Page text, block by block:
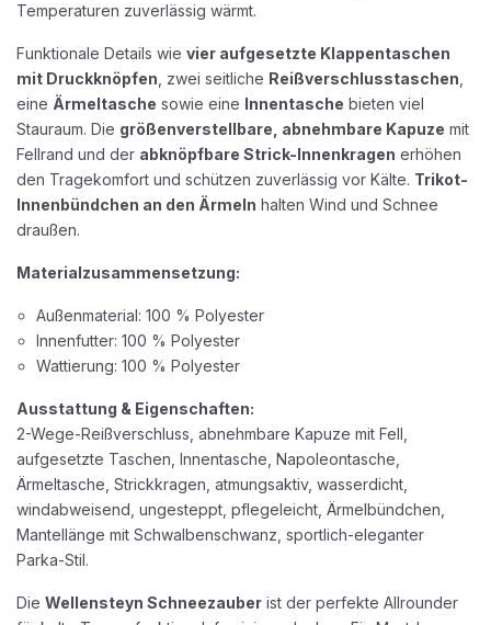
Temperaturen zuverlässig wärmt.
Funktionale Details wie vier aufgesetzte Klappentaschen
mit Druckknöpfen , zwei seitliche Reißverschlusstaschen
eine Ärmeltasche sowie eine Innentasche bieten viel
Stauraum. Die größenverstellbare, abnehmbare Kapuze mit
Fellrand und der abknöpfbare Strick-Innenkragen erhöhen
den Tragekomfort und schützen zuverlässig vor Kälte. Trikot-
Innenbündchen an den Ärmeln halten Wind und Schnee
draußen.
Materialzusammensetzung:
Außenmaterial: 100 % Polyester
Innenfutter: 100 % Polyester
Wattierung: 100 % Polyester
Ausstattung & Eigenschaften:
2-Wege-Reißverschluss, abnehmbare Kapuze mit Fell,
aufgesetzte Taschen, Innentasche, Napoleontasche,
Ärmeltasche, Strickkragen, atmungsaktiv, wasserdicht,
windabweisend, ungesteppt, pflegeleicht, Ärmelbündchen,
Mantellänge mit Schwalbenschwanz, sportlich-eleganter
Parka-Stil.
Die Wellensteyn Schneezauber ist der perfekte Allrounder